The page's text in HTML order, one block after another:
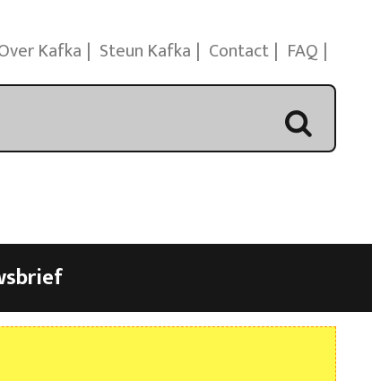
Kafka Steun Kafka Contact FAQ